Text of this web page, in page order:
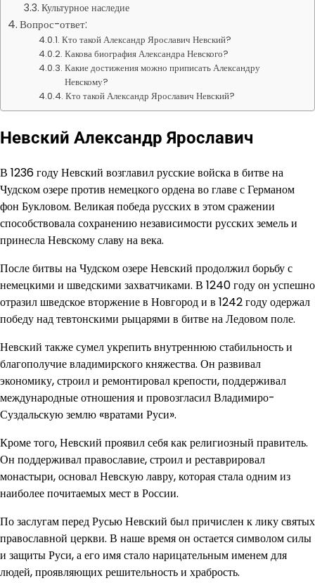
Культурное наследие
Вопрос-ответ:
Кто такой Александр Ярославич Невский?
Какова биография Александра Невского?
Какие достижения можно приписать Александру
Невскому?
Кто такой Александр Ярославич Невский?
Невский Александр Ярославич
В 1236 году Невский возглавил русские войска в битве на
Чудском озере против немецкого ордена во главе с Германом
фон Букловом. Великая победа русских в этом сражении
способствовала сохранению независимости русских земель и
принесла Невскому славу на века.
После битвы на Чудском озере Невский продолжил борьбу с
немецкими и шведскими захватчиками. В 1240 году он успешно
отразил шведское вторжение в Новгород и в 1242 году одержал
победу над тевтонскими рыцарями в битве на Ледовом поле.
Невский также сумел укрепить внутреннюю стабильность и
благополучие владимирского княжества. Он развивал
экономику, строил и ремонтировал крепости, поддерживал
международные отношения и провозгласил Владимиро-
Суздальскую землю «вратами Руси».
Кроме того, Невский проявил себя как религиозный правитель.
Он поддерживал православие, строил и реставрировал
монастыри, основал Невскую лавру, которая стала одним из
наиболее почитаемых мест в России.
По заслугам перед Русью Невский был причислен к лику святых
православной церкви. В наше время он остается символом силы
и защиты Руси, а его имя стало нарицательным именем для
людей, проявляющих решительность и храбрость.